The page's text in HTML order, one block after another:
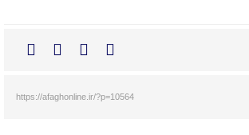
https://afaghonline.ir/?p=10564